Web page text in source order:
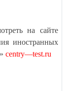
на сайте
иностранных
centry—test.ru